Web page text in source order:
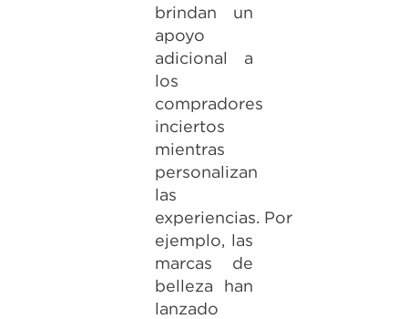
brindan un
apoyo
adicional a
los
compradores
inciertos
mientras
personalizan
las
experiencias. Por
ejemplo, las
marcas de
belleza han
lanzado